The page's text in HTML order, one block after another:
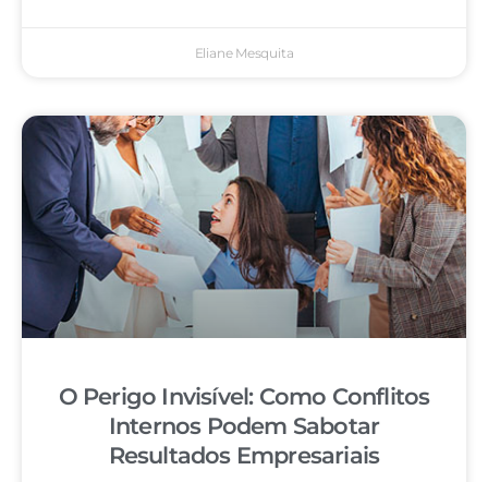
Eliane Mesquita
O Perigo Invisível: Como Conflitos
Internos Podem Sabotar
Resultados Empresariais